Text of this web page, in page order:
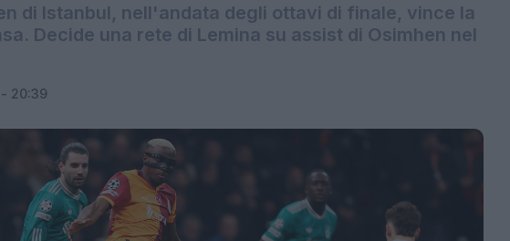
di Istanbul, nell'andata degli ottavi di finale, vince la
Decide una rete di Lemina su assist di Osimhen nel
20:39